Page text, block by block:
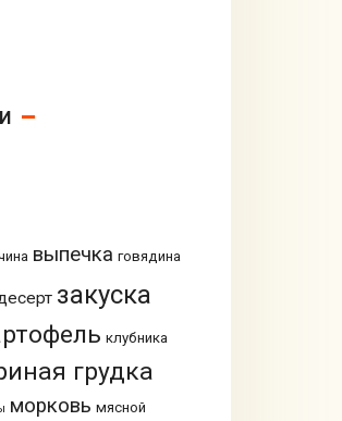
выпечка говядина
закуска
клубника
грудка
морковь мясной